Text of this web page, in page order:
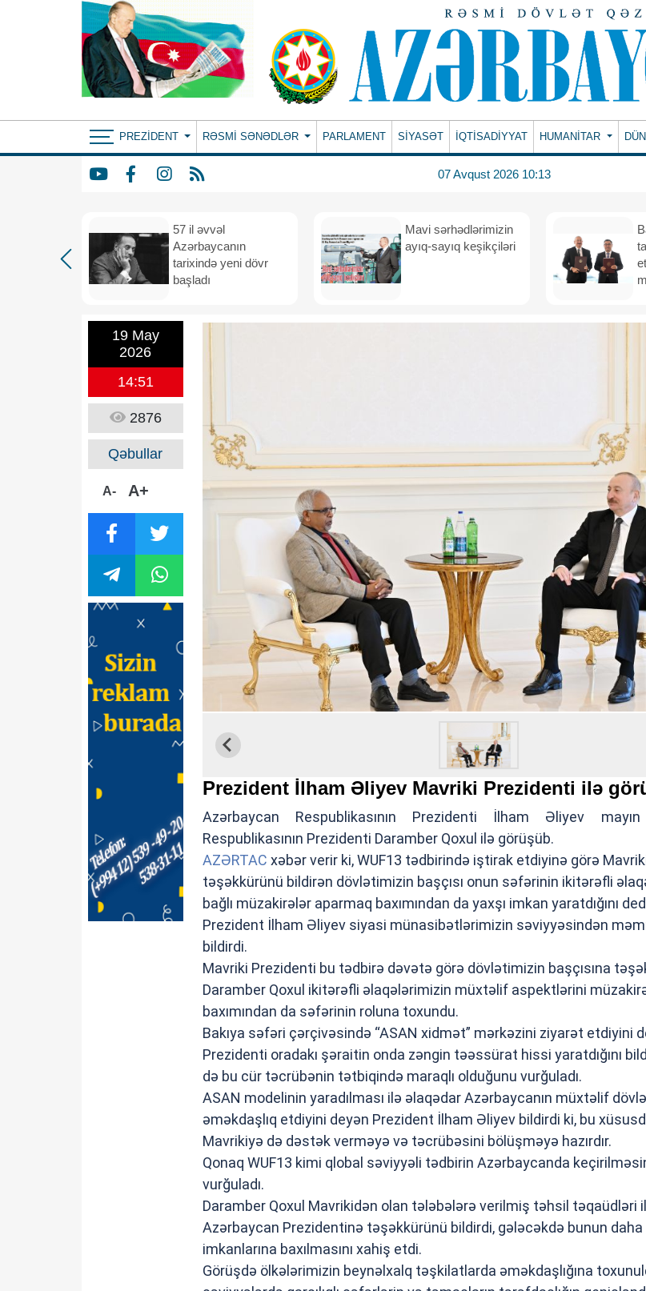
PREZIDENT RƏSMI SƏNƏDLƏR PARLAMENT SİYASƏT İQTİSADİYYAT HUMANITAR
07 Avqust 2026 10:13
57 il əvvəl
Azərbaycanın
tarixində yeni dövr
başladı
Mavi sərhədlərimizin
ayıq-sayıq keşikçiləri
19 May
2026
14:51
2876
Qəbullar
A- A+
Prezident İlham Əliyev Mavriki Prezidenti ilə
Azərbaycan Respublikasının Prezidenti İlham Əliyev
Respublikasının Prezidenti Daramber Qoxul ilə görüşüb.
AZƏRTAC xəbər verir ki, WUF13 tədbirində iştirak etdiyinə görə
təşəkkürünü bildirən dövlətimizin başçısı onun səfərinin ikitərəfli
bağlı müzakirələr aparmaq baxımından da yaxşı imkan yaratdığını
Prezident İlham Əliyev siyasi münasibətlərimizin səviyyəsindən
bildirdi.
Mavriki Prezidenti bu tədbirə dəvətə görə dövlətimizin başçısına
Daramber Qoxul ikitərəfli əlaqələrimizin müxtəlif aspektlərini
baxımından da səfərinin roluna toxundu.
Bakıya səfəri çərçivəsində “ASAN xidmət” mərkəzini ziyarət etdiyini
Prezidenti oradakı şəraitin onda zəngin təəssürat hissi yaratdığını
də bu cür təcrübənin tətbiqində maraqlı olduğunu vurğuladı.
ASAN modelinin yaradılması ilə əlaqədar Azərbaycanın müxtəlif
əməkdaşlıq etdiyini deyən Prezident İlham Əliyev bildirdi ki, bu
Mavrikiyə də dəstək verməyə və təcrübəsini bölüşməyə hazırdır.
Qonaq WUF13 kimi qlobal səviyyəli tədbirin Azərbaycanda
vurğuladı.
Daramber Qoxul Mavrikidən olan tələbələrə verilmiş təhsil təqaüdləri
Azərbaycan Prezidentinə təşəkkürünü bildirdi, gələcəkdə bunun daha
imkanlarına baxılmasını xahiş etdi.
Görüşdə ölkələrimizin beynəlxalq təşkilatlarda əməkdaşlığına